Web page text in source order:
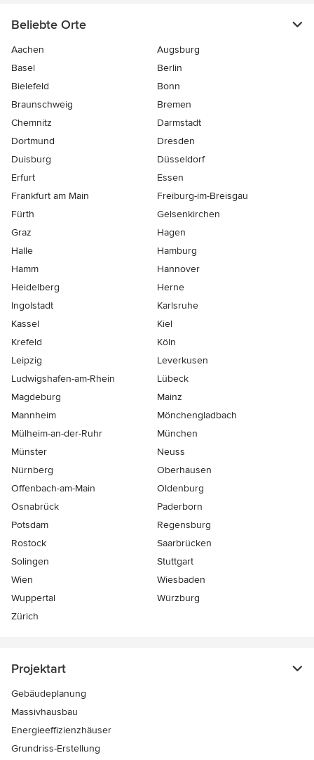
Beliebte Orte
Aachen
Augsburg
Basel
Berlin
Bielefeld
Bonn
Braunschweig
Bremen
Chemnitz
Darmstadt
Dortmund
Dresden
Duisburg
Düsseldorf
Erfurt
Essen
Frankfurt am Main
Freiburg-im-Breisgau
Fürth
Gelsenkirchen
Graz
Hagen
Halle
Hamburg
Hamm
Hannover
Heidelberg
Herne
Ingolstadt
Karlsruhe
Kassel
Kiel
Krefeld
Köln
Leipzig
Leverkusen
Ludwigshafen-am-Rhein
Lübeck
Magdeburg
Mainz
Mannheim
Mönchen­gladbach
Mülheim-an-der-Ruhr
München
Münster
Neuss
Nürnberg
Oberhausen
Offenbach-am-Main
Oldenburg
Osnabrück
Paderborn
Potsdam
Regensburg
Rostock
Saarbrücken
Solingen
Stuttgart
Wien
Wiesbaden
Wuppertal
Würzburg
Zürich
Projektart
Gebäudeplanung
Massivhausbau
Energieeffizienzhäuser
Grundriss-Erstellung